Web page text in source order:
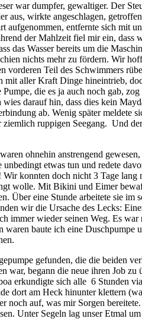
war dumpfer, gewaltiger. Der
wirkte angeschlagen,
entfernte sich mit
der Mahlzeit fiel mir ein,
das Wasser bereits um die
nichts mehr zu fördern. Wir
vorderen Teil des Schwimmers
aller Kraft Dinge hineintrieb,
die es ja auch noch gab,
darauf hin, dass dies kein
ab. Wenig später meldete
ruppigen Seegang. Und
ohnehin anstrengend
etwas tun und redete
konnten doch nicht 3 Tage
wolle. Mit Bikini und Eimer
eine Stunde arbeitete sie
wir die Ursache des Lecks:
immer wieder seinen Weg. Es
baute ich eine Duschpumpe
gefunden, die die beiden
begann die neue ihren Job
erkundigte sich alle 6 Stunden
dort am Heck hinunter klettern
noch auf, was mir Sorgen
Unter Segeln lag unser Etmal